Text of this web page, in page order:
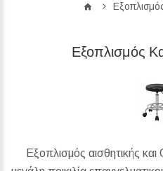
Εξοπλισμός
Εξοπλισμός αισθητικής